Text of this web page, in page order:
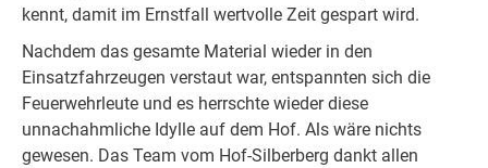
kennt, damit im Ernstfall wertvolle Zeit gespart wird.
Nachdem das gesamte Material wieder in den
Einsatzfahrzeugen verstaut war, entspannten sich die
Feuerwehrleute und es herrschte wieder diese
unnachahmliche Idylle auf dem Hof. Als wäre nichts
gewesen. Das Team vom Hof-Silberberg dankt allen